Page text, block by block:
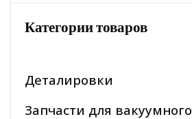
Категории товаров
Деталировки
Запчасти для вакуумного